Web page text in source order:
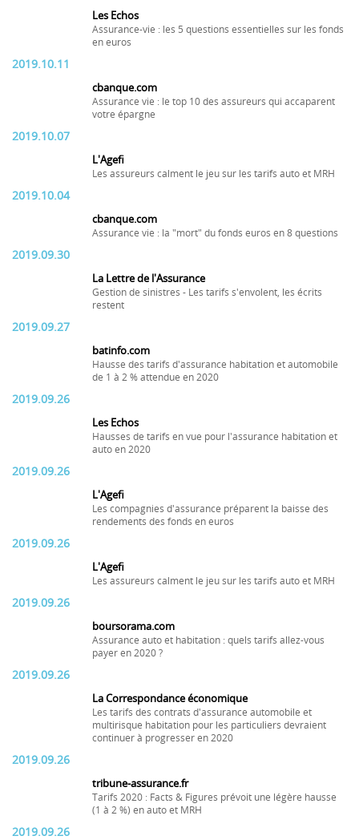
Les Echos
Assurance-vie : les 5 questions essentielles sur les fonds
en euros
2019.10.11
cbanque.com
Assurance vie : le top 10 des assureurs qui accaparent
votre épargne
2019.10.07
L'Agefi
Les assureurs calment le jeu sur les tarifs auto et MRH
2019.10.04
cbanque.com
Assurance vie : la "mort" du fonds euros en 8 questions
2019.09.30
La Lettre de l'Assurance
Gestion de sinistres - Les tarifs s'envolent, les écrits
restent
2019.09.27
batinfo.com
Hausse des tarifs d'assurance habitation et automobile
de 1 à 2 % attendue en 2020
2019.09.26
Les Echos
Hausses de tarifs en vue pour l'assurance habitation et
auto en 2020
2019.09.26
L'Agefi
Les compagnies d'assurance préparent la baisse des
rendements des fonds en euros
2019.09.26
L'Agefi
Les assureurs calment le jeu sur les tarifs auto et MRH
2019.09.26
boursorama.com
Assurance auto et habitation : quels tarifs allez-vous
payer en 2020 ?
2019.09.26
La Correspondance économique
Les tarifs des contrats d'assurance automobile et
multirisque habitation pour les particuliers devraient
continuer à progresser en 2020
2019.09.26
tribune-assurance.fr
Tarifs 2020 : Facts & Figures prévoit une légère hausse
(1 à 2 %) en auto et MRH
2019.09.26